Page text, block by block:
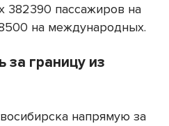
382390 пассажиров на
на международных.
за границу из
напрямую за